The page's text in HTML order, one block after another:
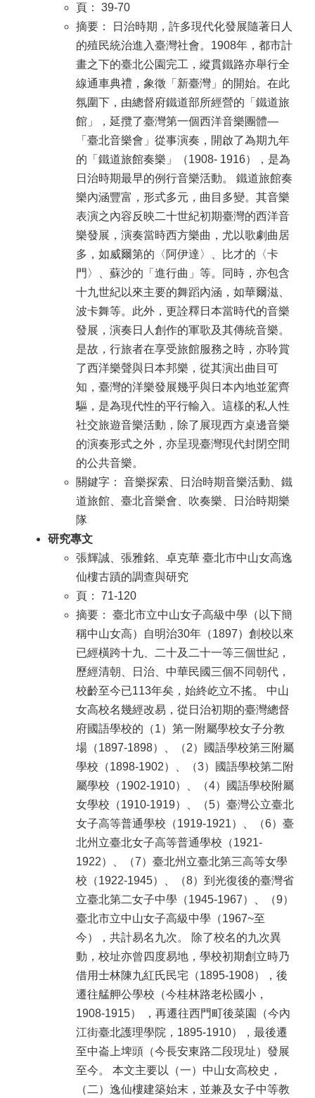
頁： 39-70
摘要： 日治時期，許多現代化發展隨著日人
的殖民統治進入臺灣社會。1908年，都市計
畫之下的臺北公園完工，縱貫鐵路亦舉行全
線通車典禮，象徵「新臺灣」的開始。在此
氛圍下，由總督府鐵道部所經營的「鐵道旅
館」，延攬了臺灣第一個西洋音樂團體—
「臺北音樂會」從事演奏，開啟了為期九年
的「鐵道旅館奏樂」（1908- 1916），是為
日治時期最早的例行音樂活動。 鐵道旅館奏
樂內涵豐富，形式多元，曲目多變。其音樂
表演之內容反映二十世紀初期臺灣的西洋音
樂發展，演奏當時西方樂曲，尤以歌劇曲居
多，如威爾第的〈阿伊達〉、比才的〈卡
門〉、蘇沙的「進行曲」等。同時，亦包含
十九世紀以來主要的舞蹈內涵，如華爾滋、
波卡舞等。此外，更詮釋日本當時代的音樂
發展，演奏日人創作的軍歌及其傳統音樂。
是故，行旅者在享受旅館服務之時，亦聆賞
了西洋樂聲與日本邦樂，從其演出曲目可
知，臺灣的洋樂發展幾乎與日本內地並駕齊
驅，是為現代性的平行輸入。這樣的私人性
社交旅遊音樂活動，除了展現西方桌邊音樂
的演奏形式之外，亦呈現臺灣現代封閉空間
的公共音樂。
關鍵字： 音樂探索、日治時期音樂活動、鐵
道旅館、臺北音樂會、吹奏樂、日治時期樂
隊
研究專文
張輝誠、張雅銘、卓克華 臺北市中山女高逸
仙樓古蹟的調查與研究
頁： 71-120
摘要： 臺北市立中山女子高級中學（以下簡
稱中山女高）自明治30年（1897）創校以來
已經橫跨十九、二十及二十一等三個世紀，
歷經清朝、日治、中華民國三個不同朝代，
校齡至今已113年矣，始終屹立不搖。 中山
女高校名幾經改易，從日治初期的臺灣總督
府國語學校的（1）第一附屬學校女子分教
場（1897-1898）、（2）國語學校第三附屬
學校（1898-1902）、（3）國語學校第二附
屬學校（1902-1910）、（4）國語學校附屬
女學校（1910-1919）、（5）臺灣公立臺北
女子高等普通學校（1919-1921）、（6）臺
北州立臺北女子高等普通學校（1921-
1922）、（7）臺北州立臺北第三高等女學
校（1922-1945）、（8）到光復後的臺灣省
立臺北第二女子中學（1945-1967）、（9）
臺北市立中山女子高級中學（1967~至
今），共計易名九次。 除了校名的九次異
動，校址亦曾四度易地，學校初期創立時乃
借用士林陳九紅氏民宅（1895-1908），後
遷往艋舺公學校（今桂林路老松國小，
1908-1915） ，再遷往西門町後菜園（今內
江街臺北護理學院，1895-1910），最後遷
至中崙上埤頭（今長安東路二段現址）發展
至今。 本文主要以（一）中山女高校史，
（二）逸仙樓建築始末，並兼及女子中等教